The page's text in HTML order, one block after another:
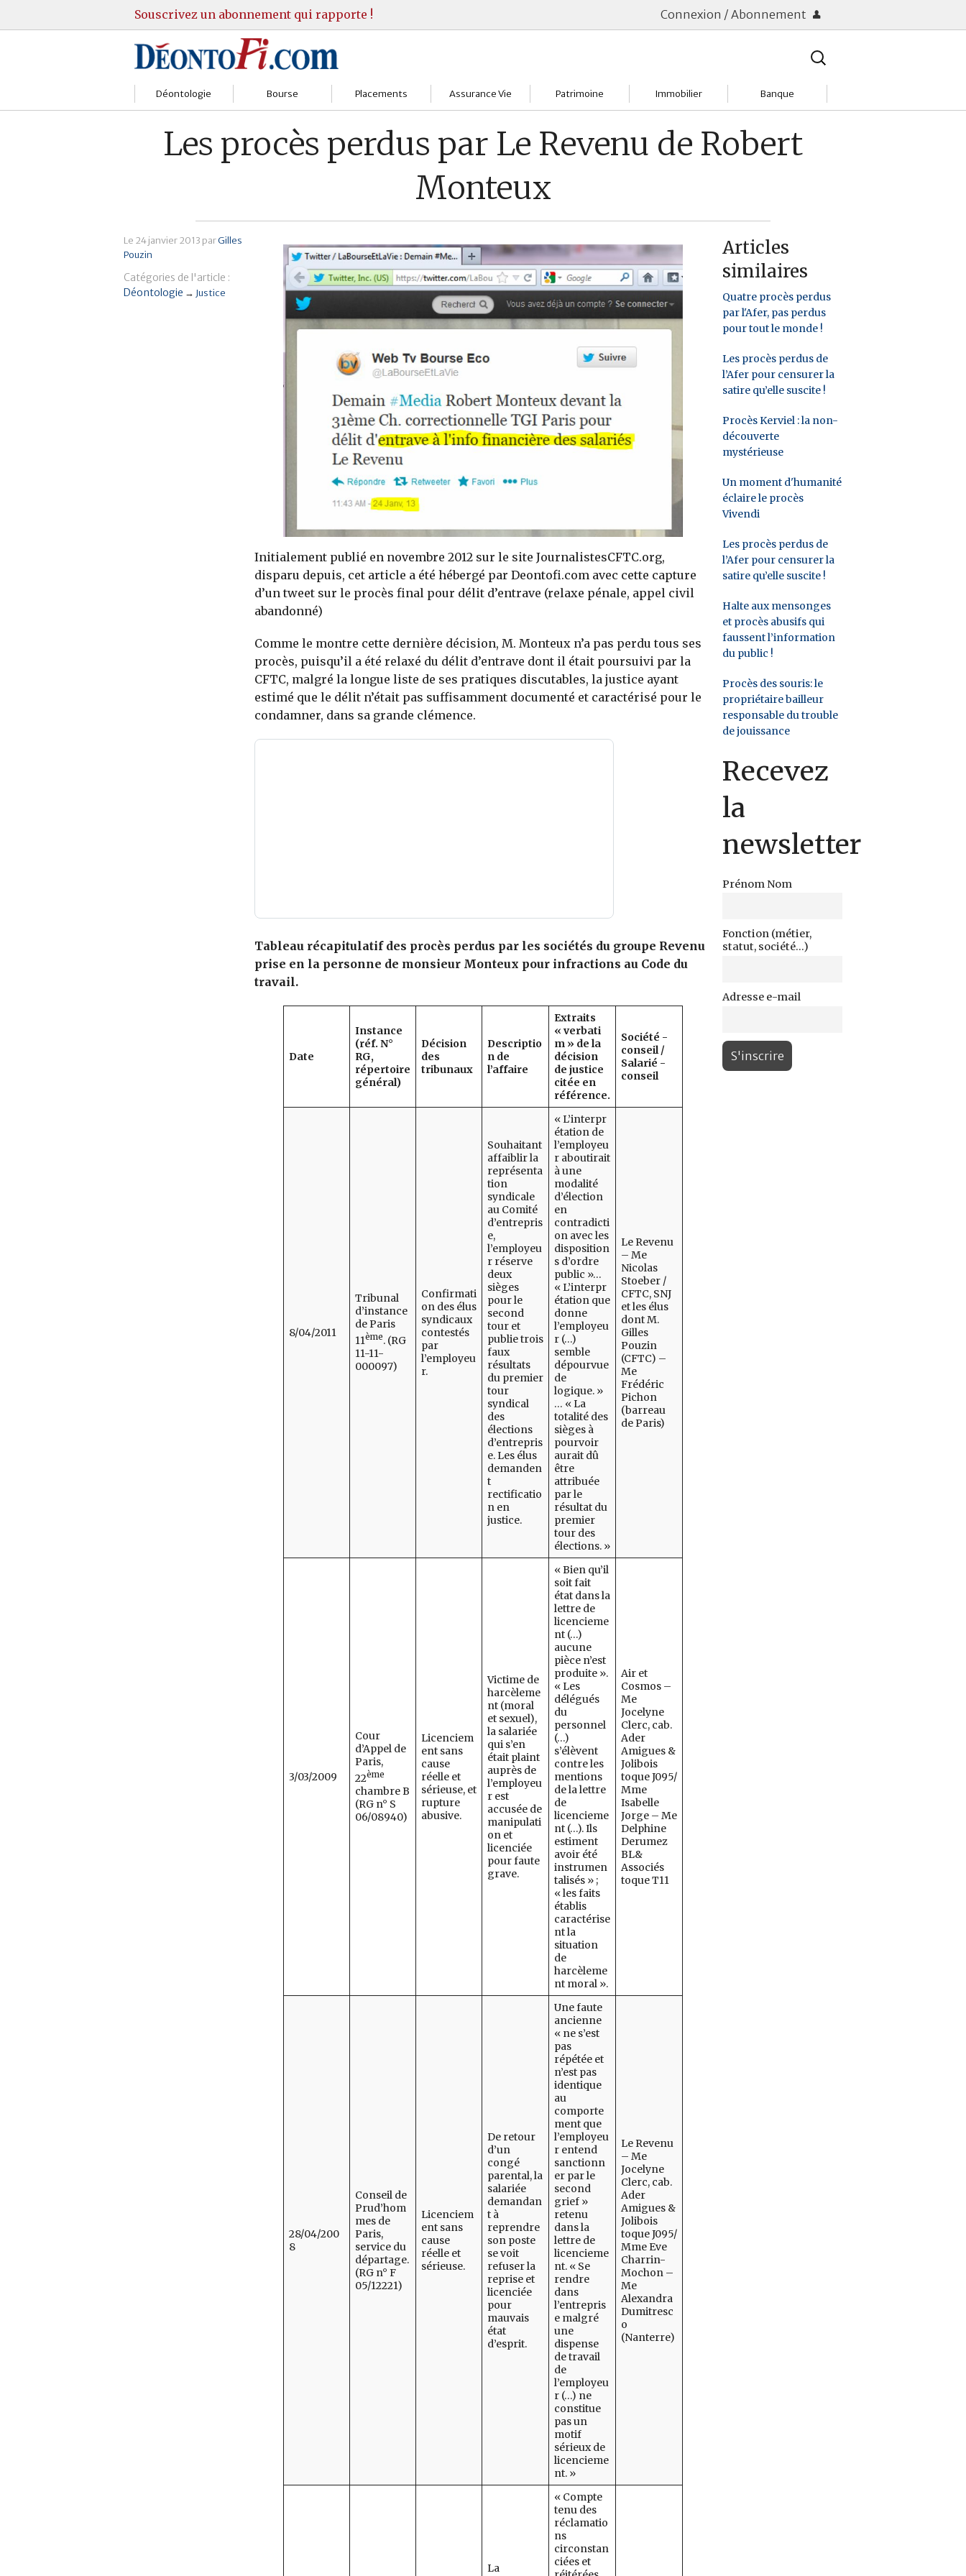
Souscrivez un abonnement qui rapporte ! Connexion / Abonnement
Rechercher
Déontologie
Gestion
Marchés
Relations clients
Réglementation
Bourse
Courtiers
Guide Actions
Stratégie
Marchés
Pratique et OST
Placements
Bourses
Fonds d’investissments
Livrets
Immobilier
Divers
Assurance Vie
Choisir
Comprendre
Contrats
Gérer
Patrimoine
Conseil Gestion
Objectifs & stratégie
Retraite
Transmission
Immobilier
Charges
Acheter
Location
Tendances
Banque
Changer de banque
Comptes & Livrets
Frais bancaires
Placements & banques
Réclamations
Les procès perdus par Le Revenu de Robert
Monteux
Le 24 janvier 2013 parGilles
Pouzin
Catégories de l'article :
Déontologie → Justice
Initialement publié en novembre 2012 sur le site JournalistesCFTC.org,
disparu depuis, cet article a été hébergé par Deontofi.com avec cette capture
d’un tweet sur le procès final pour délit d’entrave (relaxe pénale, appel civil
abandonné)
Comme le montre cette dernière décision, M. Monteux n’a pas perdu tous ses
procès, puisqu’il a été relaxé du délit d’entrave dont il était poursuivi par la
CFTC, malgré la longue liste de ses pratiques discutables, la justice ayant
estimé que le délit n’était pas suffisamment documenté et caractérisé pour le
condamner, dans sa grande clémence.
Tableau récapitulatif des procès perdus par les sociétés du groupe Revenu
prise en la personne de monsieur Monteux pour infractions au Code du
travail.
Date
Instance
(réf. N°
RG,
répertoire
général)
Décision
des
tribunaux
Descriptio
n de
l’affaire
Extraits
« verbati
m » de la
décision
de justice
citée en
référence.
Société -
conseil /
Salarié -
conseil
8/04/2011
Tribunal
d’instance
de Paris
11ème. (RG
11-11-
000097)
Confirmati
on des élus
syndicaux
contestés
par
l’employeu
r.
Souhaitant
affaiblir la
représenta
tion
syndicale
au Comité
d’entrepris
e,
l’employeu
r réserve
deux
sièges
pour le
second
tour et
publie trois
faux
résultats
du premier
tour
syndical
des
élections
d’entrepris
e. Les élus
demanden
t
rectificatio
n en
justice.
« L’interpr
étation de
l’employeu
r aboutirait
à une
modalité
d’élection
en
contradicti
on avec les
disposition
s d’ordre
public »…
« L’interpr
étation que
donne
l’employeu
r (…)
semble
dépourvue
de
logique. »
… « La
totalité des
sièges à
pourvoir
aurait dû
être
attribuée
par le
résultat du
premier
tour des
élections. »
Le Revenu
– Me
Nicolas
Stoeber /
CFTC, SNJ
et les élus
dont M.
Gilles
Pouzin
(CFTC) –
Me
Frédéric
Pichon
(barreau
de Paris)
3/03/2009
Cour
d’Appel de
Paris,
22ème
chambre B
(RG n° S
06/08940)
Licenciem
ent sans
cause
réelle et
sérieuse, et
rupture
abusive.
Victime de
harcèleme
nt (moral
et sexuel),
la salariée
qui s’en
était plaint
auprès de
l’employeu
r est
accusée de
manipulati
on et
licenciée
pour faute
grave.
« Bien qu’il
soit fait
état dans la
lettre de
licencieme
nt (…)
aucune
pièce n’est
produite ».
« Les
délégués
du
personnel
(…)
s’élèvent
contre les
mentions
de la lettre
de
licencieme
nt (…). Ils
estiment
avoir été
instrumen
talisés » ;
« les faits
établis
caractérise
nt la
situation
de
harcèleme
nt moral ».
Air et
Cosmos –
Me
Jocelyne
Clerc, cab.
Ader
Amigues &
Jolibois
toque J095/
Mme
Isabelle
Jorge – Me
Delphine
Derumez
BL&
Associés
toque T11
28/04/200
8
Conseil de
Prud’hom
mes de
Paris,
service du
départage.
(RG n° F
05/12221)
Licenciem
ent sans
cause
réelle et
sérieuse.
De retour
d’un
congé
parental, la
salariée
demandan
t à
reprendre
son poste
se voit
refuser la
reprise et
licenciée
pour
mauvais
état
d’esprit.
Une faute
ancienne
« ne s’est
pas
répétée et
n’est pas
identique
au
comporte
ment que
l’employeu
r entend
sanctionn
er par le
second
grief »
retenu
dans la
lettre de
licencieme
nt. « Se
rendre
dans
l’entrepris
e malgré
une
dispense
de travail
de
l’employeu
r (…) ne
constitue
pas un
motif
sérieux de
licencieme
nt. »
Le Revenu
– Me
Jocelyne
Clerc, cab.
Ader
Amigues &
Jolibois
toque J095/
Mme Eve
Charrin-
Mochon –
Me
Alexandra
Dumitresc
o
(Nanterre)
La
« Compte
tenu des
réclamatio
ns
circonstan
ciées et
Articles
similaires
Quatre procès perdus
par l'Afer, pas perdus
pour tout le monde !
Les procès perdus de
l’Afer pour censurer la
satire qu’elle suscite !
Procès Kerviel : la non-
découverte
mystérieuse
Un moment d'humanité
éclaire le procès
Vivendi
Les procès perdus de
l’Afer pour censurer la
satire qu’elle suscite !
Halte aux mensonges
et procès abusifs qui
faussent l’information
du public !
Procès des souris: le
propriétaire bailleur
responsable du trouble
de jouissance
Recevez
la
newsletter
Prénom Nom
Fonction (métier,
statut, société...)
Adresse e-mail